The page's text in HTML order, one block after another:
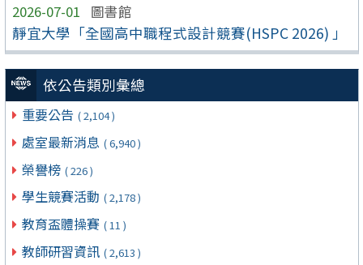
2026-07-01 圖書館
靜宜大學「全國高中職程式設計競賽(HSPC 2026) 」
依公告類別彙總
重要公告 ( 2,104 )
處室最新消息 ( 6,940 )
榮譽榜 ( 226 )
學生競賽活動 ( 2,178 )
教育盃體操賽 ( 11 )
教師研習資訊 ( 2,613 )